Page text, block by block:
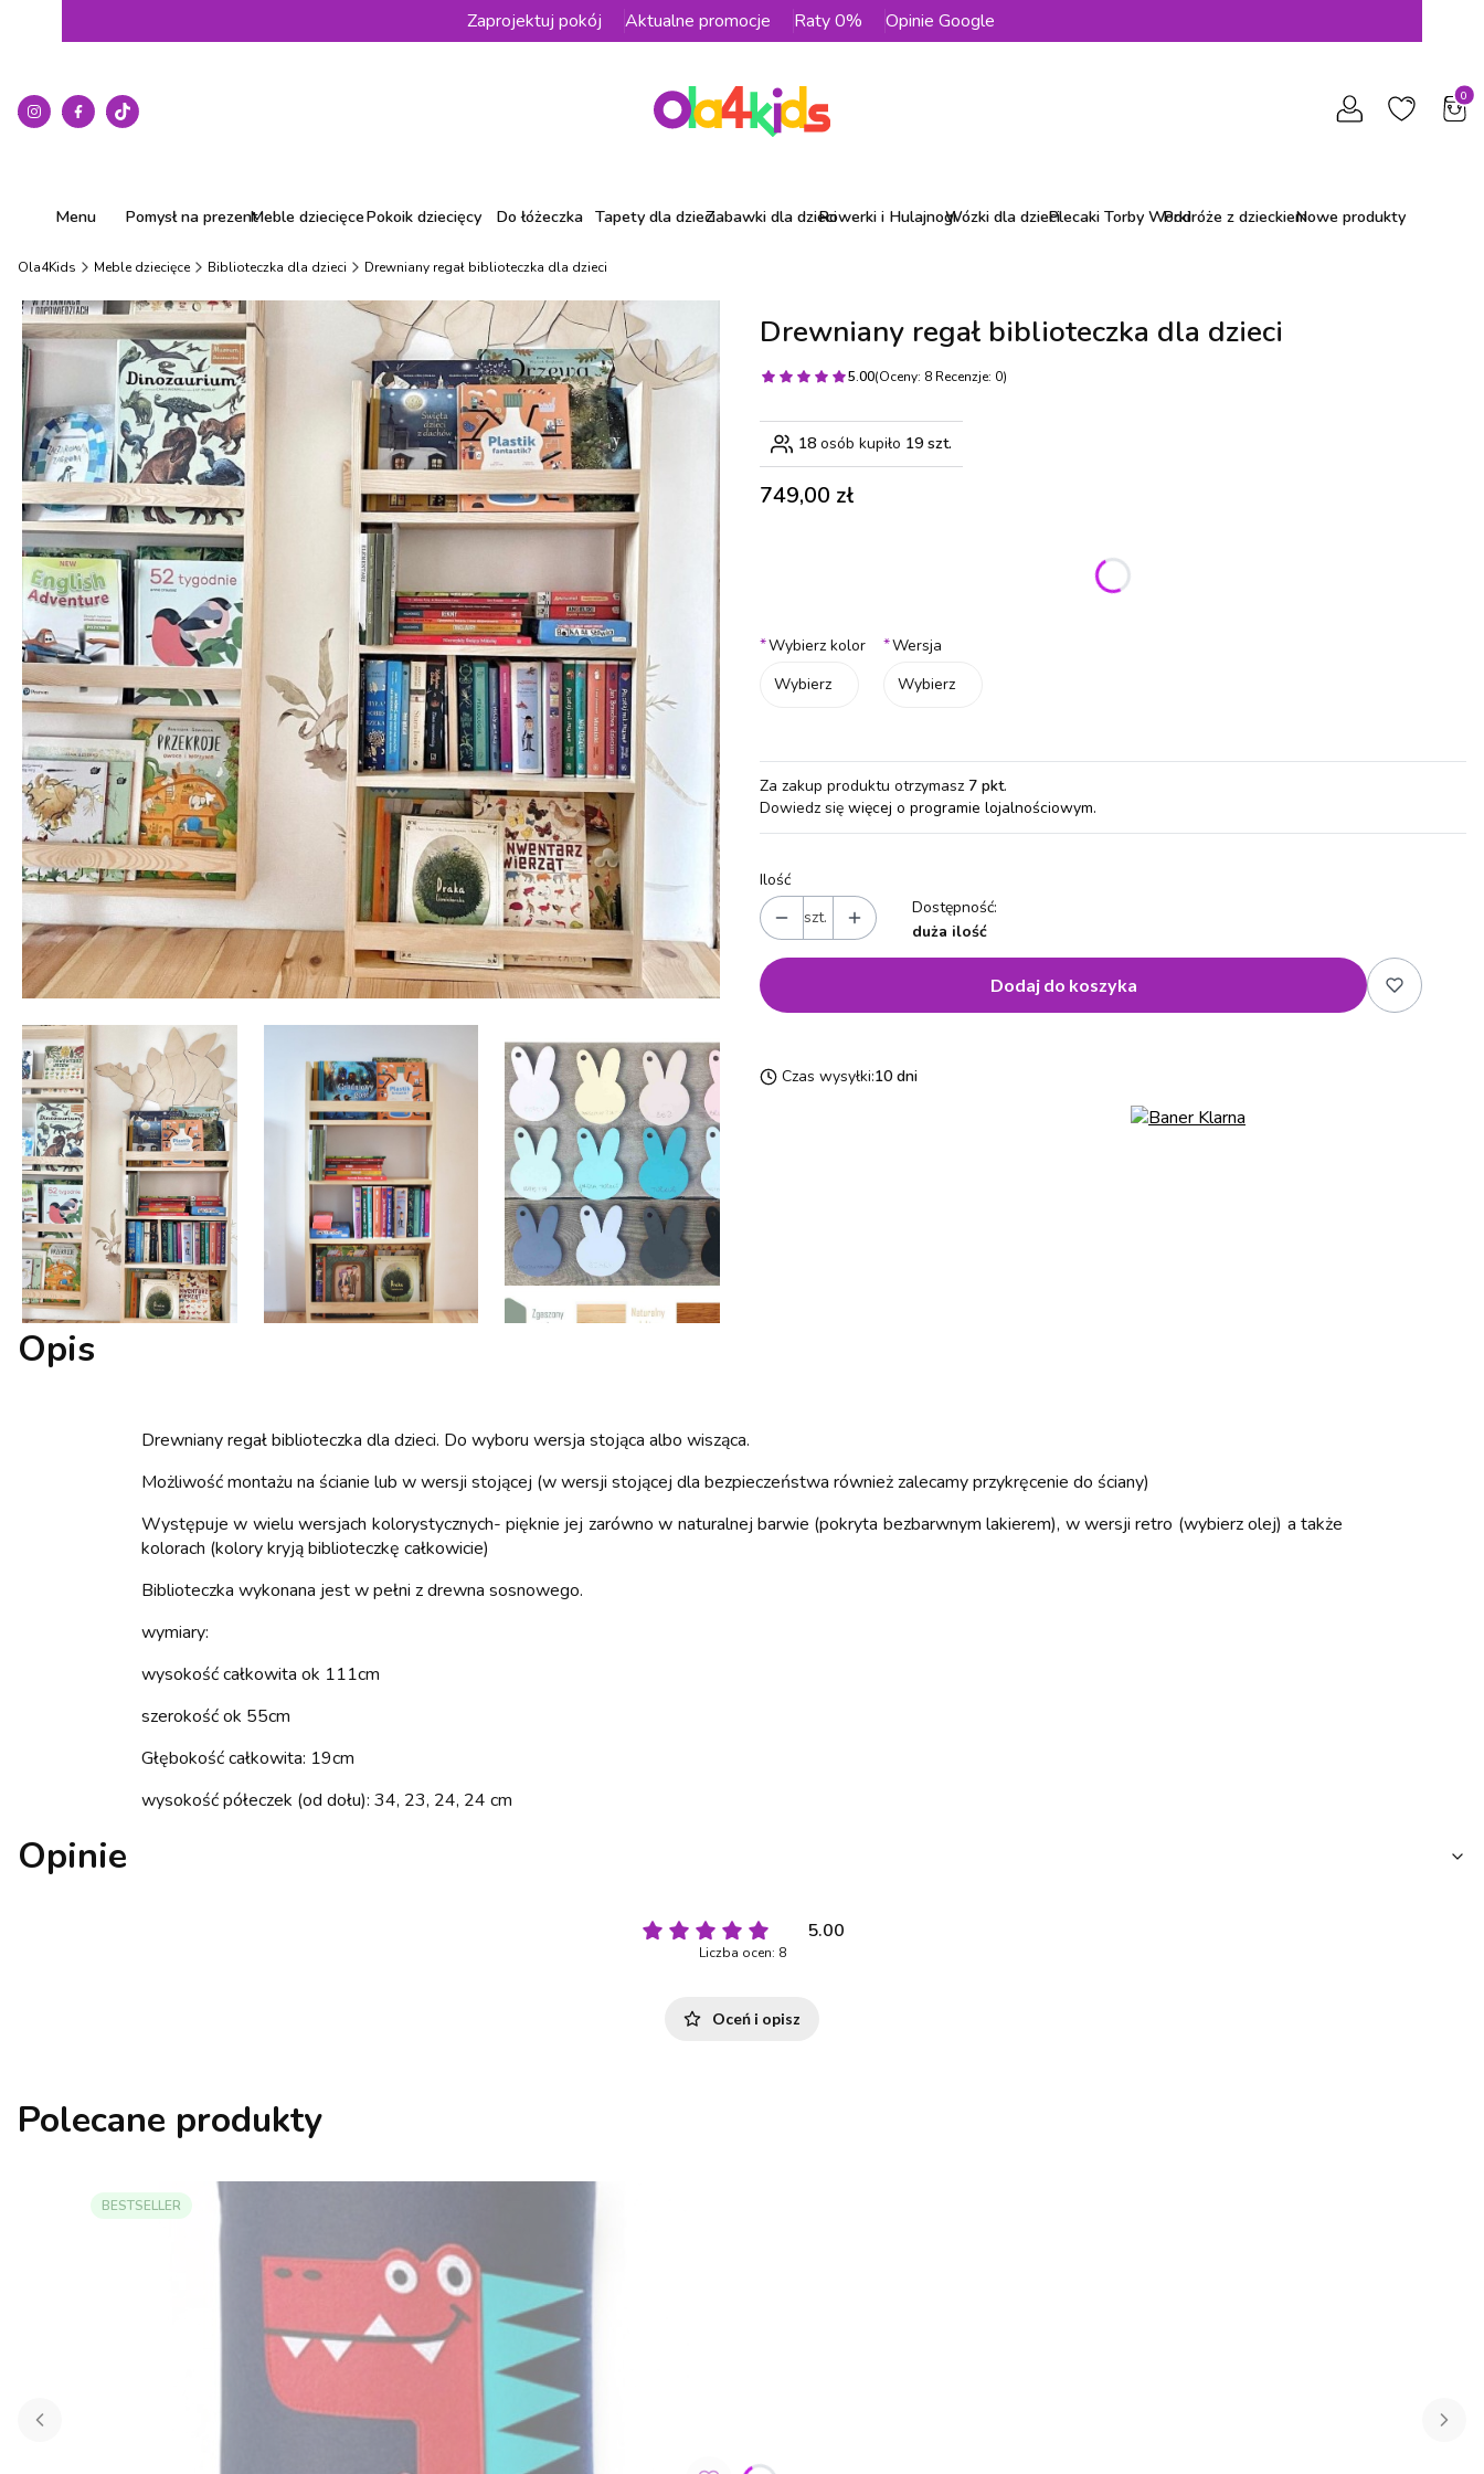
Zaprojektuj pokój Aktualne promocje Raty 0% Opinie Google
Menu Pomysł na prezentMeble dziecięcePokoik dziecięcy Do łóżeczka Tapety dla dzieciZabawki dla dzieciRowerki i HulajnogiWózki dla dzieciPlecaki Torby WorkiPodróże z dzieckiemNowe produkty
Ola4Kids Meble dziecięce Biblioteczka dla dzieci Drewniany regał biblioteczka dla dzieci
Drewniany regał biblioteczka dla dzieci
5.00(Oceny: 8 Recenzje: 0)
18 osób kupiło 19 szt.
Cena
749,00 zł
*Wybierz kolor
Wybierz
*Wersja
Wybierz
Za zakup produktu otrzymasz 7 pkt.
Dowiedz się więcej o programie lojalnościowym.
Ilość
szt.
Dostępność:
duża ilość
Dodaj do koszyka
Czas wysyłki:10 dni
Opis
Drewniany regał biblioteczka dla dzieci. Do wyboru wersja stojąca albo wisząca.
Możliwość montażu na ścianie lub w wersji stojącej (w wersji stojącej dla bezpieczeństwa również zalecamy przykręcenie do ściany)
Występuje w wielu wersjach kolorystycznych- pięknie jej zarówno w naturalnej barwie (pokryta bezbarwnym lakierem), w wersji retro (wybierz olej) a także
kolorach (kolory kryją biblioteczkę całkowicie)
Biblioteczka wykonana jest w pełni z drewna sosnowego.
wymiary:
wysokość całkowita ok 111cm
szerokość ok 55cm
Głębokość całkowita: 19cm
wysokość półeczek (od dołu): 34, 23, 24, 24 cm
Opinie
5.00
Liczba ocen: 8
Oceń i opisz
Polecane produkty
BESTSELLER